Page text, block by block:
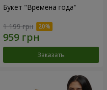
Букет "Времена года"
1 199 грн
Заказать